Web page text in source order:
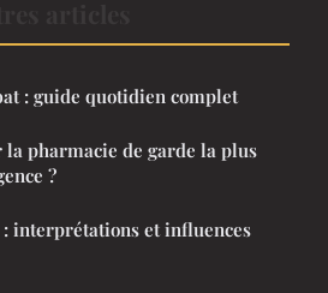
: guide quotidien complet
pharmacie de garde la plus
?
interprétations et influences